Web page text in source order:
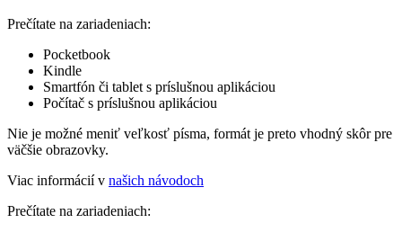
Prečítate na zariadeniach:
Pocketbook
Kindle
Smartfón či tablet s príslušnou aplikáciou
Počítač s príslušnou aplikáciou
Nie je možné meniť veľkosť písma, formát je preto vhodný skôr pre
väčšie obrazovky.
Viac informácií v našich návodoch
Prečítate na zariadeniach: